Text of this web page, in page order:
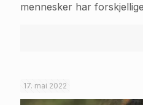
mennesker har
17. mai 2022